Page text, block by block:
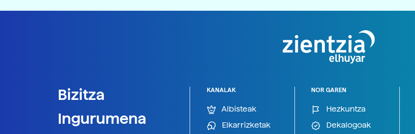
Bizitza
Ingurumena
KANALAK
Albisteak
Elkarrizketak
NOR GAREN
Hezkuntza
Dekalogoak